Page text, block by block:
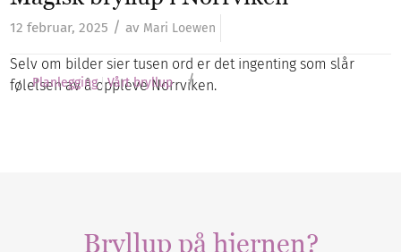
12 februar, 2025 / av Mari Loewen
Selv om bilder sier tusen ord er det ingenting som slår
følelsen av å oppleve Norrviken.
Planlegging Vårt bryllup /
Bryllup på hjernen?